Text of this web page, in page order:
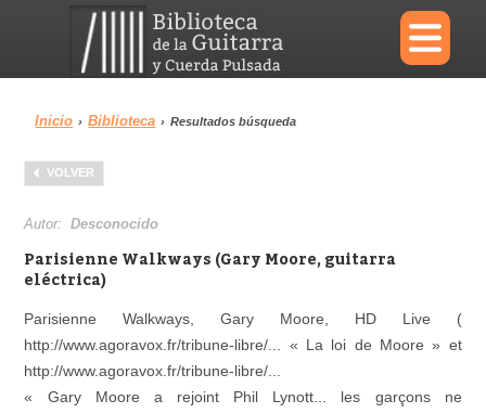
×
Menu
Biblioteca
Área personal Reproductor
Inicio › Biblioteca › Resultados búsqueda
VOLVER
Autor:Desconocido
Parisienne Walkways (Gary Moore, guitarra
eléctrica)
Parisienne Walkways, Gary Moore, HD Live (
http://www.agoravox.fr/tribune-libre/... « La loi de Moore » et
http://www.agoravox.fr/tribune-libre/...
« Gary Moore a rejoint Phil Lynott... les garçons ne